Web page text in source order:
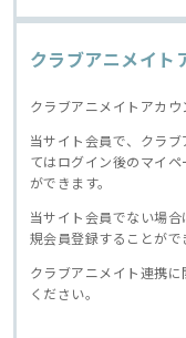
クラブアニメイト
クラブアニメイトアカウ
当サイト会員で、クラ
てはログイン後のマイ
ができます。
当サイト会員でない場
規会員登録することがで
クラブアニメイト連携
ください。